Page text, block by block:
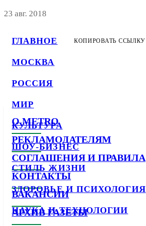
ГЛАВНОЕ
МОСКВА
РОССИЯ
МИР
КУЛЬТУРА
ШОУ-БИЗНЕС
СТИЛЬ ЖИЗНИ
ЗДОРОВЬЕ И ПСИХОЛОГИЯ
НАУКА И ТЕХНОЛОГИИ
23 авг. 2018
КОПИРОВАТЬ ССЫЛКУ
О METRO
РЕКЛАМОДАТЕЛЯМ
СОГЛАШЕНИЯ И ПРАВИЛА
КОНТАКТЫ
ВАКАНСИИ
АРХИВ ГАЗЕТЫ